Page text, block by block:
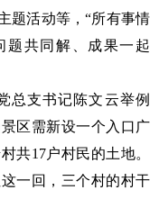
题活动等，“所有事情
题共同解、成果一起
支书记陈文云举例
区需新设一个入口广
共17户村民的土地。
一回，三个村的村干